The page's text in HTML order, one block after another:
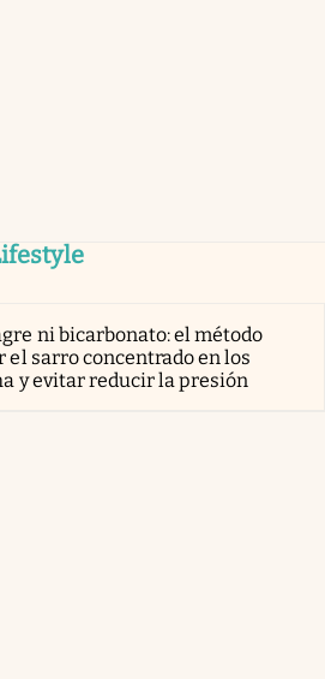
ni bicarbonato: el método
sarro concentrado en los
y evitar reducir la presión